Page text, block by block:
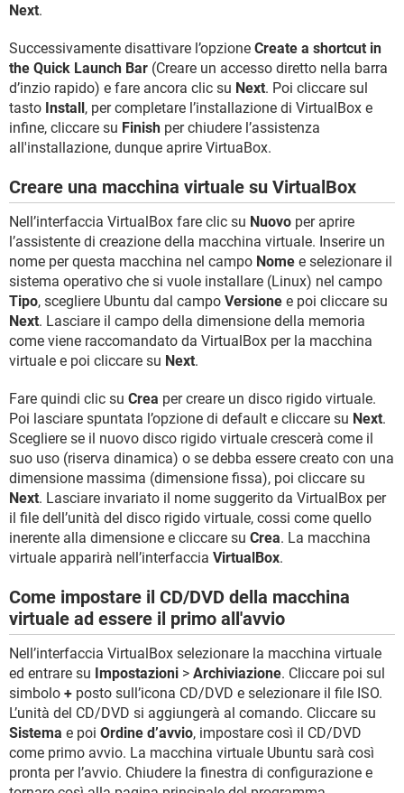
Next.
Successivamente disattivare l’opzione Create a shortcut in
the Quick Launch Bar (Creare un accesso diretto nella barra
d’inzio rapido) e fare ancora clic su Next. Poi cliccare sul
tasto Install, per completare l’installazione di VirtualBox e
infine, cliccare su Finish per chiudere l’assistenza
all'installazione, dunque aprire VirtuaBox.
Creare una macchina virtuale su VirtualBox
Nell’interfaccia VirtualBox fare clic su Nuovo per aprire
l’assistente di creazione della macchina virtuale. Inserire un
nome per questa macchina nel campo Nome e selezionare il
sistema operativo che si vuole installare (Linux) nel campo
Tipo, scegliere Ubuntu dal campo Versione e poi cliccare su
Next. Lasciare il campo della dimensione della memoria
come viene raccomandato da VirtualBox per la macchina
virtuale e poi cliccare su Next.
Fare quindi clic su Crea per creare un disco rigido virtuale.
Poi lasciare spuntata l’opzione di default e cliccare su Next.
Scegliere se il nuovo disco rigido virtuale crescerà come il
suo uso (riserva dinamica) o se debba essere creato con una
dimensione massima (dimensione fissa), poi cliccare su
Next. Lasciare invariato il nome suggerito da VirtualBox per
il file dell’unità del disco rigido virtuale, cossi come quello
inerente alla dimensione e cliccare su Crea. La macchina
virtuale apparirà nell’interfaccia VirtualBox.
Come impostare il CD/DVD della macchina
virtuale ad essere il primo all'avvio
Nell’interfaccia VirtualBox selezionare la macchina virtuale
ed entrare su Impostazioni > Archiviazione. Cliccare poi sul
simbolo + posto sull’icona CD/DVD e selezionare il file ISO.
L’unità del CD/DVD si aggiungerà al comando. Cliccare su
Sistema e poi Ordine d’avvio, impostare così il CD/DVD
come primo avvio. La macchina virtuale Ubuntu sarà così
pronta per l’avvio. Chiudere la finestra di configurazione e